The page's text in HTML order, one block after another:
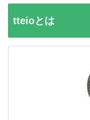
tteioとは